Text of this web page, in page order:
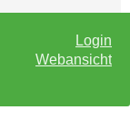
Login
Webansicht